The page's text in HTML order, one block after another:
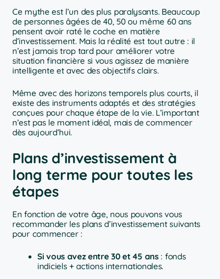
Ce mythe est l’un des plus paralysants. Beaucoup
de personnes âgées de 40, 50 ou même 60 ans
pensent avoir raté le coche en matière
d’investissement. Mais la réalité est tout autre : il
n’est jamais trop tard pour améliorer votre
situation financière si vous agissez de manière
intelligente et avec des objectifs clairs.
Même avec des horizons temporels plus courts, il
existe des instruments adaptés et des stratégies
conçues pour chaque étape de la vie. L’important
n’est pas le moment idéal, mais de commencer
dès aujourd’hui.
Plans d’investissement à
long terme pour toutes les
étapes
En fonction de votre âge, nous pouvons vous
recommander les plans d’investissement suivants
pour commencer :
Si vous avez entre 30 et 45 ans: fonds
indiciels + actions internationales.